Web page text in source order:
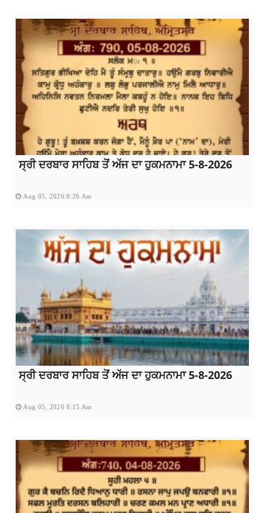
ਸ੍ਰੀ ਦਰਬਾਰ ਸਾਹਿਬ ਤੋਂ ਅੱਜ ਦਾ ਹੁਕਮਨਾਮਾ 5-8-2026
Aug 05, 2026 8:26 Am
ਸ੍ਰੀ ਦਰਬਾਰ ਸਾਹਿਬ ਤੋਂ ਅੱਜ ਦਾ ਹੁਕਮਨਾਮਾ 5-8-2026
Aug 05, 2026 8:15 Am